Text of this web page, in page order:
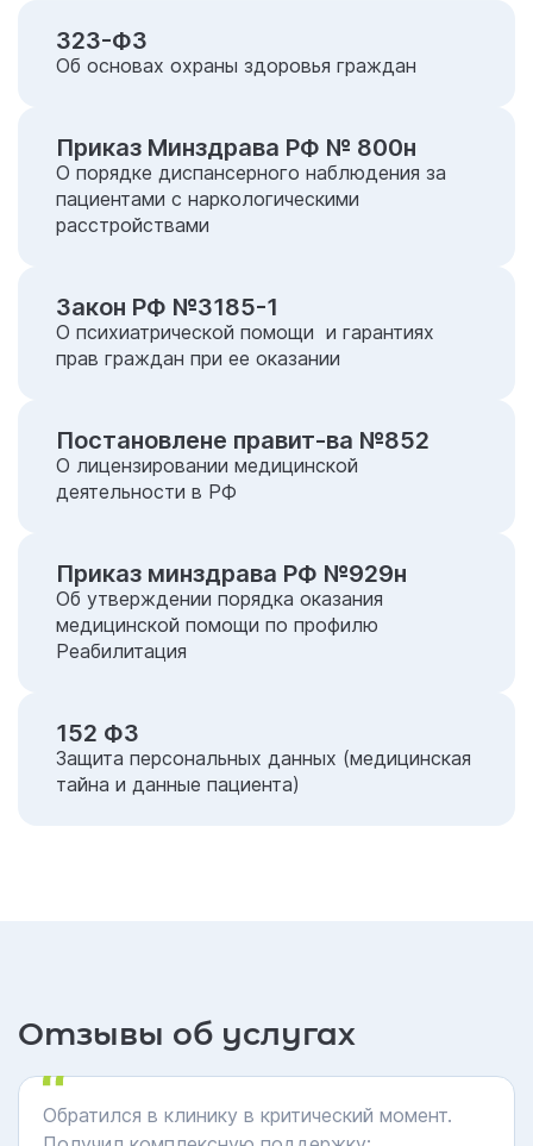
323-ФЗ
Об основах охраны здоровья граждан
Приказ Минздрава РФ № 800н
О порядке диспансерного наблюдения за
пациентами с наркологическими
расстройствами
Закон РФ №3185-1
О психиатрической помощи и гарантиях
прав граждан при ее оказании
Постановлене правит-ва №852
О лицензировании медицинской
деятельности в РФ
Приказ минздрава РФ №929н
Об утверждении порядка оказания
медицинской помощи по профилю
Реабилитация
152 ФЗ
Защита персональных данных (медицинская
тайна и данные пациента)
Отзывы об услугах
Обратился в клинику в критический момент.